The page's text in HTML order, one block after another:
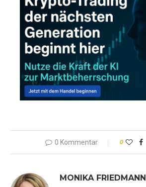
0 Kommentar 0
MONIKA FRIEDMANN